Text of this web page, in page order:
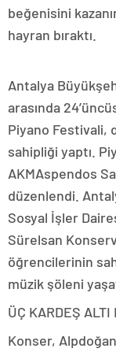
beğenisini
hayran bıraktı.
Antalya
arasında
Piyano Festivali,
sahipliği yaptı.
AKMAspendos
düzenlendi.
Sosyal İşler
Sürelsan
öğrencilerinin
müzik şöleni
ÜÇ KARDEŞ ALTI
Konser,